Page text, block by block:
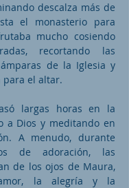
descalza más de
el monasterio para
mucho cosiendo
recortando las
de la Iglesia y
para el altar.
largas horas en la
a Dios y meditando en
A menudo, durante
de adoración, las
de los ojos de Maura,
la alegría y la